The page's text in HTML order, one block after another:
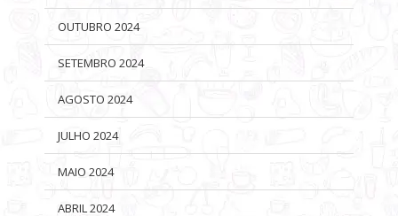
OUTUBRO 2024
SETEMBRO 2024
AGOSTO 2024
JULHO 2024
MAIO 2024
ABRIL 2024